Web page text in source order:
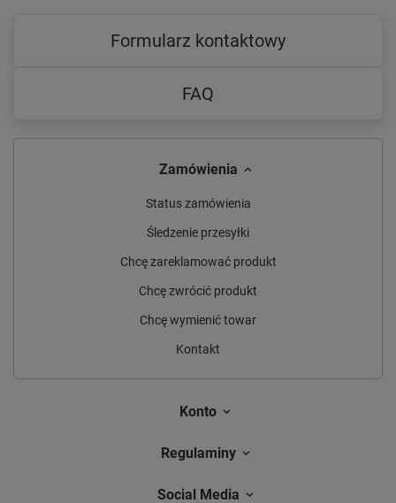
Formularz kontaktowy
FAQ
Zamówienia
Status zamówienia
Śledzenie przesyłki
Chcę zareklamować produkt
Chcę zwrócić produkt
Chcę wymienić towar
Kontakt
Konto
Regulaminy
Social Media